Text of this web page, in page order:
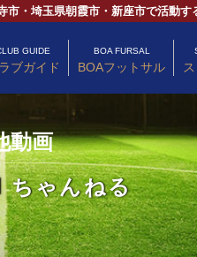
・埼玉県朝霞市・新座市で活動す
GUIDE
ブガイド
BOA FURSAL
BOAフットサル
動画
ちゃんねる